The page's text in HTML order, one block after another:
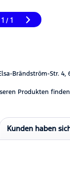
1 / 1
Brändström-Str.
Produkten
Kunden haben